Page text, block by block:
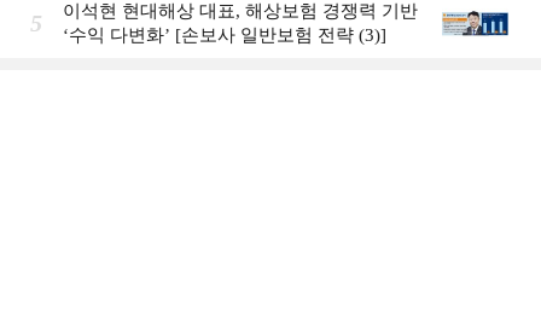
5
이석현 현대해상 대표, 해상보험 경쟁력 기반
‘수익 다변화ʼ [손보사 일반보험 전략 (3)]